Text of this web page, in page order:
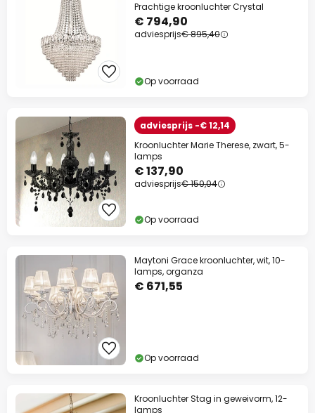
Prachtige kroonluchter Crystal
€ 794,90
adviesprijs€ 895,40
Op voorraad
adviesprijs -€ 12,14
Kroonluchter Marie Therese, zwart, 5-
lamps
€ 137,90
adviesprijs€ 150,04
Op voorraad
Maytoni Grace kroonluchter, wit, 10-
lamps, organza
€ 671,55
Op voorraad
Kroonluchter Stag in geweivorm, 12-
lamps